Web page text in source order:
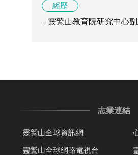
經歷
靈鷲山教育院研究中心
志業連結
靈鷲山全球資訊網
靈鷲山全球網路電視台